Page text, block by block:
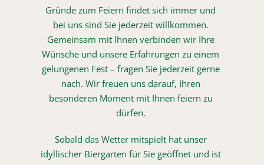
Gründe zum Feiern findet sich immer und
bei uns sind Sie jederzeit willkommen.
Gemeinsam mit Ihnen verbinden wir Ihre
Wünsche und unsere Erfahrungen zu einem
gelungenen Fest – fragen Sie jederzeit gerne
nach. Wir freuen uns darauf, Ihren
besonderen Moment mit Ihnen feiern zu
dürfen.
Sobald das Wetter mitspielt hat unser
idyllischer Biergarten für Sie geöffnet und ist